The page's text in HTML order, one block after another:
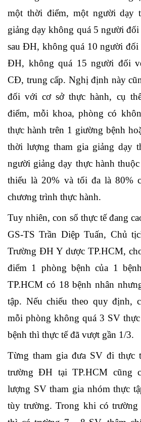
một thời điểm, một người dạy
giảng dạy không quá 5 người
sau ĐH, không quá 10 người
ĐH, không quá 15 người đối
CĐ, trung cấp. Nghị định này
đối với cơ sở thực hành, cụ
điểm, mỗi khoa, phòng có
thực hành trên 1 giường bệnh
thời lượng tham gia giảng dạy
người giảng dạy thực hành
thiểu là 20% và tối đa là 80%
chương trình thực hành.
Tuy nhiên, con số thực tế đang
GS-TS Trần Diệp Tuấn, Chủ
Trường ĐH Y dược TP.HCM,
điểm 1 phòng bệnh của 1
TP.HCM có 18 bệnh nhân
tập. Nếu chiếu theo quy định,
mỗi phòng không quá 3 SV
bệnh thì thực tế đã vượt gần 1/3.
Từng tham gia đưa SV đi thực
trường ĐH tại TP.HCM cũng
lượng SV tham gia nhóm thực
tùy trường. Trong khi có